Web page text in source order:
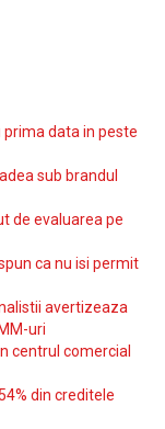
data in peste
sub brandul
de evaluarea pe
ca nu isi permit
avertizeaza
uri
centrul comercial
din creditele